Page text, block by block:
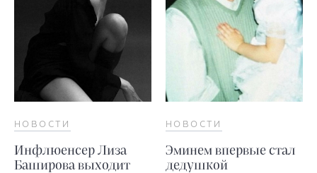
НОВОСТИ
Инфлюенсер Лиза
Баширова выходит
НОВОСТИ
Эминем впервые стал
дедушкой